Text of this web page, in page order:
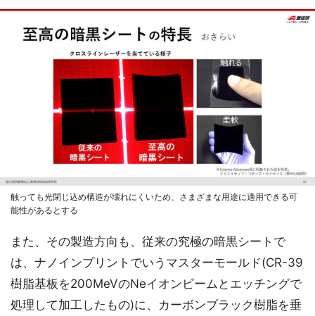
触っても光閉じ込め構造が壊れにくいため、さまざまな用途に適用できる可
能性があるとする
また、その製造方向も、従来の究極の暗黒シートで
は、ナノインプリントでいうマスターモールド(CR-39
樹脂基板を200MeVのNeイオンビームとエッチングで
処理して加工したもの)に、カーボンブラック樹脂を垂